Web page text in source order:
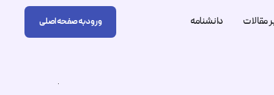
مقالات دانشنامه ورود به صفحه اصلی